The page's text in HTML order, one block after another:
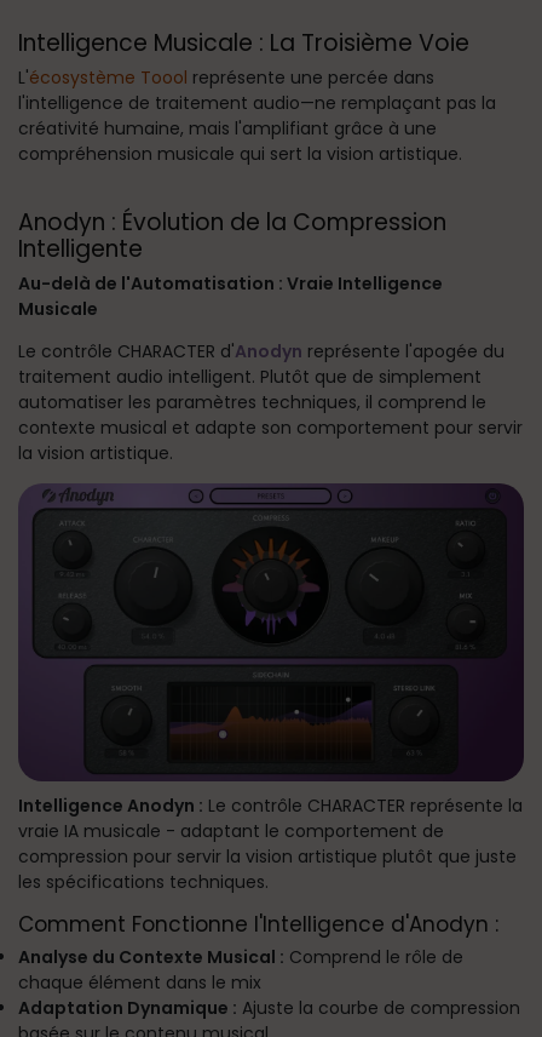
Intelligence Musicale : La Troisième Voie
L'écosystème Toool représente une percée dans
l'intelligence de traitement audio—ne remplaçant pas la
créativité humaine, mais l'amplifiant grâce à une
compréhension musicale qui sert la vision artistique.
Anodyn : Évolution de la Compression
Intelligente
Au-delà de l'Automatisation : Vraie Intelligence
Musicale
Le contrôle CHARACTER d'Anodyn représente l'apogée du
traitement audio intelligent. Plutôt que de simplement
automatiser les paramètres techniques, il comprend le
contexte musical et adapte son comportement pour servir
la vision artistique.
Intelligence Anodyn : Le contrôle CHARACTER représente la
vraie IA musicale - adaptant le comportement de
compression pour servir la vision artistique plutôt que juste
les spécifications techniques.
Comment Fonctionne l'Intelligence d'Anodyn :
Analyse du Contexte Musical : Comprend le rôle de
chaque élément dans le mix
Adaptation Dynamique : Ajuste la courbe de compression